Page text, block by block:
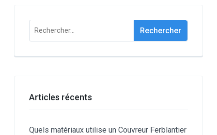
Rechercher :
Articles récents
Quels matériaux utilise un Couvreur Ferblantier